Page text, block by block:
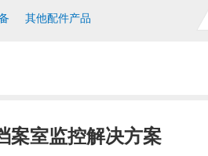
其他配件产品
案室监控解决方案